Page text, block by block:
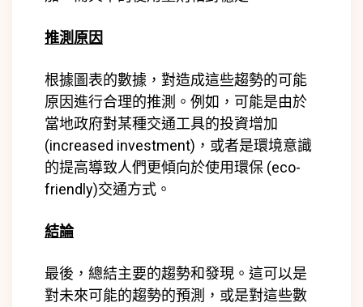
推測原因
根據圖表的數據，對造成這些趨勢的可能
原因進行合理的推測。例如，可能是由於
當地政府對某種交通工具的投資增加
(increased investment)，或者是環境意識
的提高導致人們更傾向於使用環保 (eco-
friendly)交通方式。
結論
最後，總結主要的趨勢和發現。這可以是
對未來可能的趨勢的預測，或是對這些數